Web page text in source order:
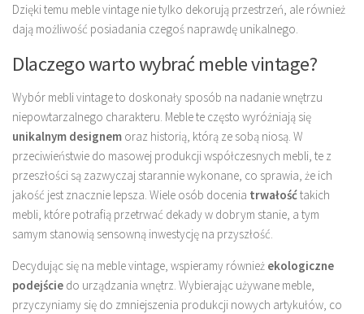
Dzięki temu meble vintage nie tylko dekorują przestrzeń, ale również
dają możliwość posiadania czegoś naprawdę unikalnego.
Dlaczego warto wybrać meble vintage?
Wybór mebli vintage to doskonały sposób na nadanie wnętrzu
niepowtarzalnego charakteru. Meble te często wyróżniają się
unikalnym designem oraz historią, którą ze sobą niosą. W
przeciwieństwie do masowej produkcji współczesnych mebli, te z
przeszłości są zazwyczaj starannie wykonane, co sprawia, że ich
jakość jest znacznie lepsza. Wiele osób docenia trwałośćtakich
mebli, które potrafią przetrwać dekady w dobrym stanie, a tym
samym stanowią sensowną inwestycję na przyszłość.
Decydując się na meble vintage, wspieramy również ekologiczne
podejście do urządzania wnętrz. Wybierając używane meble,
przyczyniamy się do zmniejszenia produkcji nowych artykułów, co